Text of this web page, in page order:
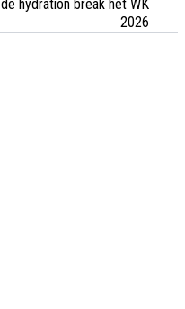
de hydration break het WK
2026